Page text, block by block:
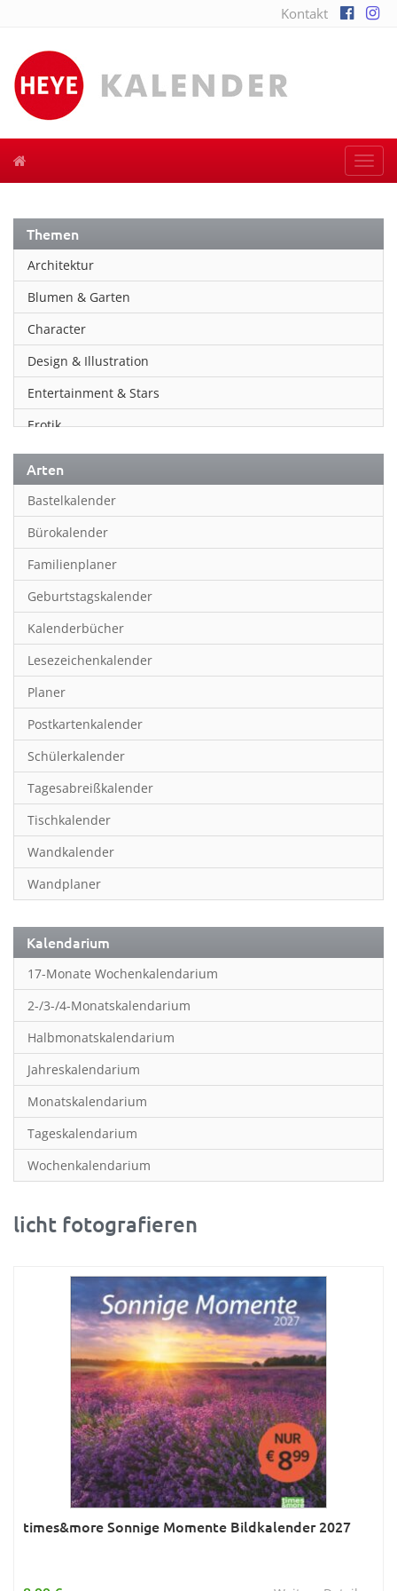
Kontakt
Themen
Architektur
Blumen & Garten
Character
Design & Illustration
Entertainment & Stars
Erotik
Essen & Trinken
Familienplaner
Fantasy
Film
Fotokunst
Frauen
Fußball
Geburtstagskalender
Hobby & Basteln
Humor & Cartoon
Inpiration & Entspannung
Inspiration & Entspannung
Inspiration & Spiritualität
Kinderkalender
Kunst
Länder & Städte
Landschaft & Natur
Lifestyle
Literatur
Manga & Animé
Neutrale Kalender
Partner- & Wandplaner
Planung & Organisation
Ratgeber
Sternzeichen & Mond
Verkehr & Technik
Was ist was
Wissen & Allgemeinbildung
Young Adult
Arten
Bastelkalender
Bürokalender
Familienplaner
Geburtstagskalender
Kalenderbücher
Lesezeichenkalender
Planer
Postkartenkalender
Schülerkalender
Tagesabreißkalender
Tischkalender
Wandkalender
Wandplaner
Kalendarium
17-Monate Wochenkalendarium
2-/3-/4-Monatskalendarium
Halbmonatskalendarium
Jahreskalendarium
Monatskalendarium
Tageskalendarium
Wochenkalendarium
licht fotografieren
times&more Sonnige Momente Bildkalender 2027